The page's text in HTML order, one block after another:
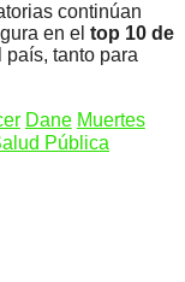
continúan
en el top 10 de
país, tanto para
Dane Muertes
Pública